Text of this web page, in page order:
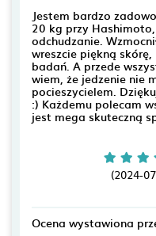
Jestem bardzo
20 kg przy
odchudzanie.
wreszcie piękną
badań. A przede
wiem, że jedzenie nie
pocieszycielem.
:) Każdemu polecam
jest mega skuteczną
(2024-
Ocena wystawiona